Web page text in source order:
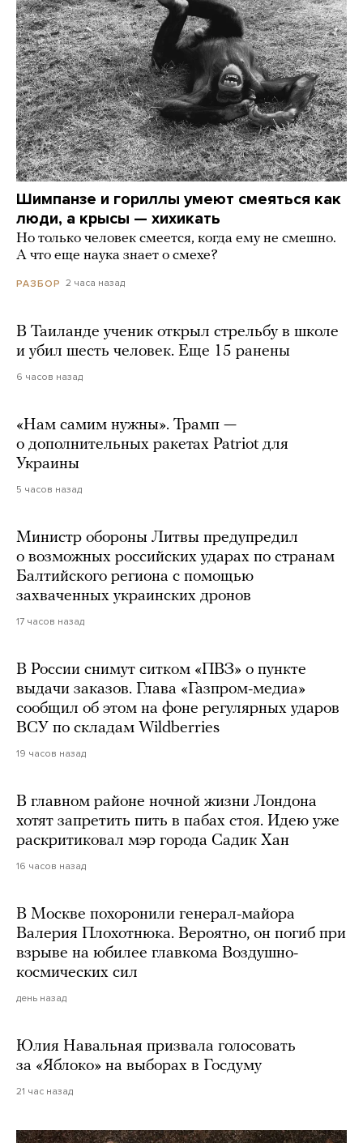
Шимпанзе и гориллы умеют смеяться как
люди, а крысы — хихикать
Но только человек смеется, когда ему не смешно.
А что еще наука знает о смехе?
РАЗБОР 2 часа назад
В Таиланде ученик открыл стрельбу в школе
и убил шесть человек. Еще 15 ранены
6 часов назад
«Нам самим нужны». Трамп —
о дополнительных ракетах Patriot для
Украины
5 часов назад
Министр обороны Литвы предупредил
о возможных российских ударах по странам
Балтийского региона с помощью
захваченных украинских дронов
17 часов назад
В России снимут ситком «ПВЗ» о пункте
выдачи заказов. Глава «Газпром-медиа»
сообщил об этом на фоне регулярных ударов
ВСУ по складам Wildberries
19 часов назад
В главном районе ночной жизни Лондона
хотят запретить пить в пабах стоя. Идею уже
раскритиковал мэр города Садик Хан
16 часов назад
В Москве похоронили генерал-майора
Валерия Плохотнюка. Вероятно, он погиб при
взрыве на юбилее главкома Воздушно-
космических сил
день назад
Юлия Навальная призвала голосовать
за «Яблоко» на выборах в Госдуму
21 час назад